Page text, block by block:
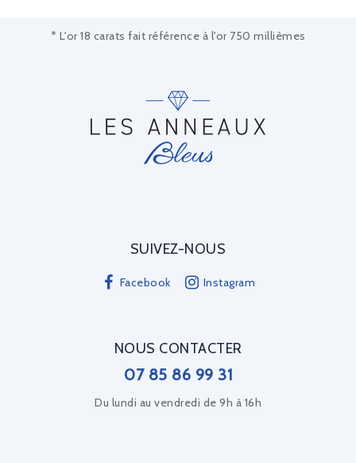
* L'or 18 carats fait référence à l'or 750 millièmes
SUIVEZ-NOUS
Facebook Instagram
NOUS CONTACTER
07 85 86 99 31
Du lundi au vendredi de 9h à 16h